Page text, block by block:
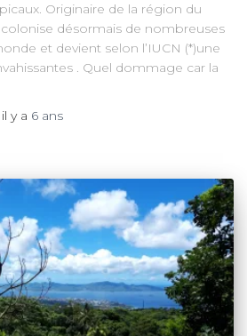
Originaire de la région du
colonise désormais de nombreuses
et devient selon l’IUCN (*)une
. Quel dommage car la
il y a 6 ans